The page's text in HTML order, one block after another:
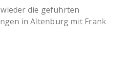
die geführten
in Altenburg mit Frank